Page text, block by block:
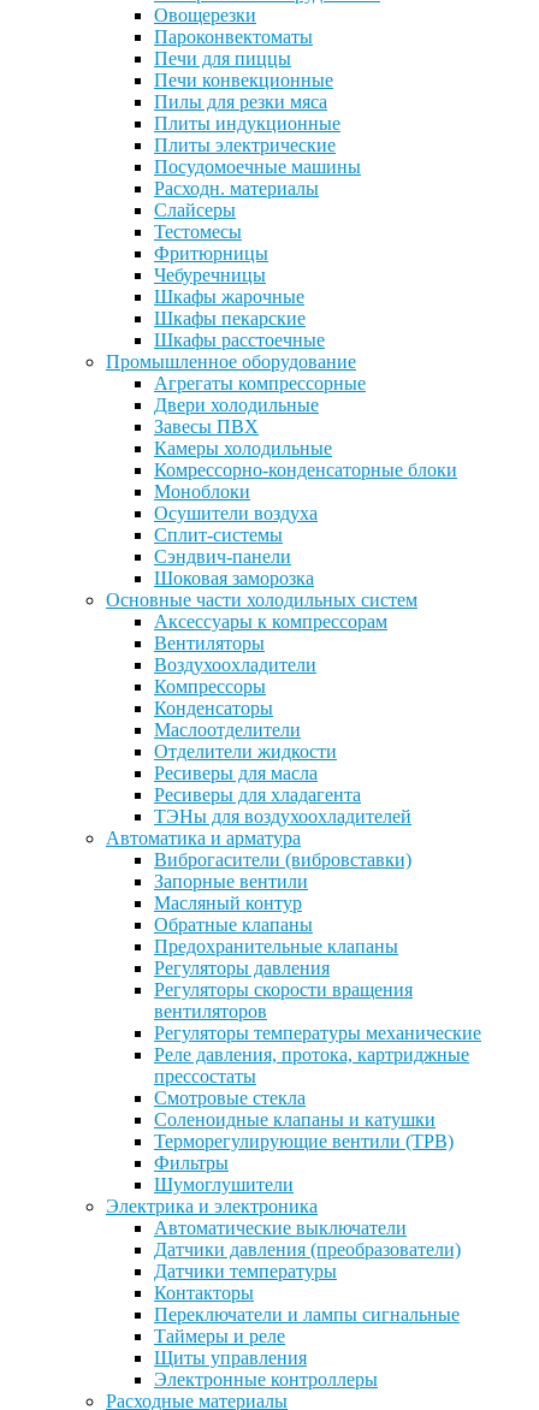
Овощерезки
Пароконвектоматы
Печи для пиццы
Печи конвекционные
Пилы для резки мяса
Плиты индукционные
Плиты электрические
Посудомоечные машины
Расходн. материалы
Слайсеры
Тестомесы
Фритюрницы
Чебуречницы
Шкафы жарочные
Шкафы пекарские
Шкафы расстоечные
Промышленное оборудование
Агрегаты компрессорные
Двери холодильные
Завесы ПВХ
Камеры холодильные
Комрессорно-конденсаторные блоки
Моноблоки
Осушители воздуха
Сплит-системы
Сэндвич-панели
Шоковая заморозка
Основные части холодильных систем
Аксессуары к компрессорам
Вентиляторы
Воздухоохладители
Компрессоры
Конденсаторы
Маслоотделители
Отделители жидкости
Ресиверы для масла
Ресиверы для хладагента
ТЭНы для воздухоохладителей
Автоматика и арматура
Виброгасители (вибровставки)
Запорные вентили
Масляный контур
Обратные клапаны
Предохранительные клапаны
Регуляторы давления
Регуляторы скорости вращения
вентиляторов
Регуляторы температуры механические
Реле давления, протока, картриджные
прессостаты
Смотровые стекла
Соленоидные клапаны и катушки
Терморегулирующие вентили (ТРВ)
Фильтры
Шумоглушители
Электрика и электроника
Автоматические выключатели
Датчики давления (преобразователи)
Датчики температуры
Контакторы
Переключатели и лампы сигнальные
Таймеры и реле
Щиты управления
Электронные контроллеры
Расходные материалы